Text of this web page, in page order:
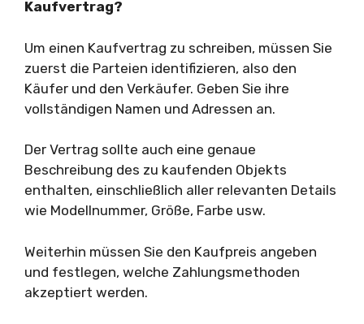
Kaufvertrag?
Um einen Kaufvertrag zu schreiben, müssen Sie
zuerst die Parteien identifizieren, also den
Käufer und den Verkäufer. Geben Sie ihre
vollständigen Namen und Adressen an.
Der Vertrag sollte auch eine genaue
Beschreibung des zu kaufenden Objekts
enthalten, einschließlich aller relevanten Details
wie Modellnummer, Größe, Farbe usw.
Weiterhin müssen Sie den Kaufpreis angeben
und festlegen, welche Zahlungsmethoden
akzeptiert werden.